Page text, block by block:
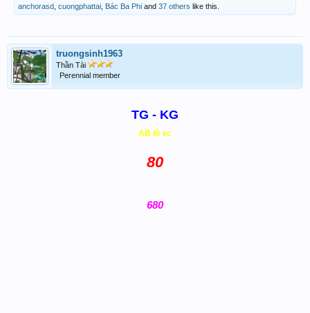
anchorasd cuongphattai Bác Ba Phi and 37 others like this.
truongsinh1963
Thần Tài
Perennial member
TG - KG
AB lô xc
80
680